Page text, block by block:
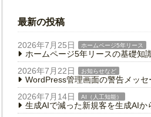
最新の投稿
2026年7月25日 ホームページ5年リース
ホームページ5年リースの基礎知
2026年7月22日
お知らせなど
WordPress管理画面の警告メッ
2026年7月14日
AI（人工知能）
生成AIで減った新規客を生成AIか